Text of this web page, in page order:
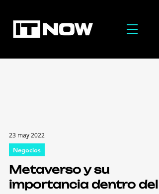
23 may 2022
Negocios
Metaverso y su
importancia dentro del